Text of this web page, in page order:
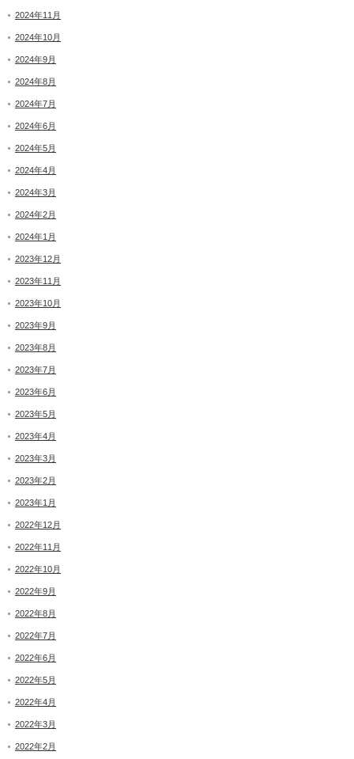
2024年11月
2024年10月
2024年9月
2024年8月
2024年7月
2024年6月
2024年5月
2024年4月
2024年3月
2024年2月
2024年1月
2023年12月
2023年11月
2023年10月
2023年9月
2023年8月
2023年7月
2023年6月
2023年5月
2023年4月
2023年3月
2023年2月
2023年1月
2022年12月
2022年11月
2022年10月
2022年9月
2022年8月
2022年7月
2022年6月
2022年5月
2022年4月
2022年3月
2022年2月